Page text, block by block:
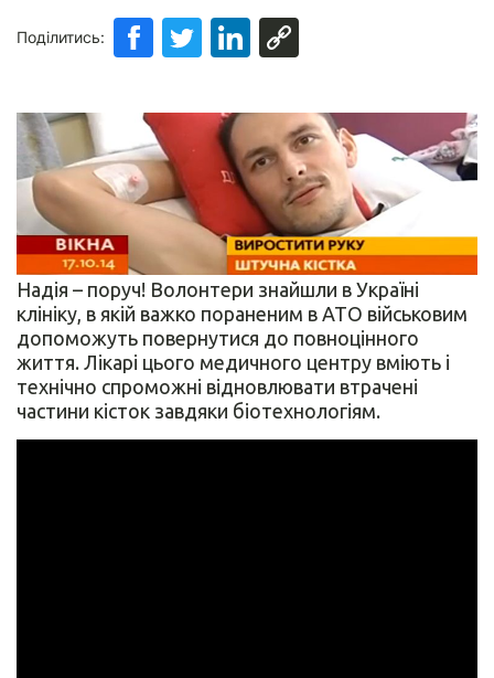
Поділитись:
Надія – поруч! Волонтери знайшли в Україні
клініку, в якій важко пораненим в АТО військовим
допоможуть повернутися до повноцінного
життя. Лікарі цього медичного центру вміють і
технічно спроможні відновлювати втрачені
частини кісток завдяки біотехнологіям.